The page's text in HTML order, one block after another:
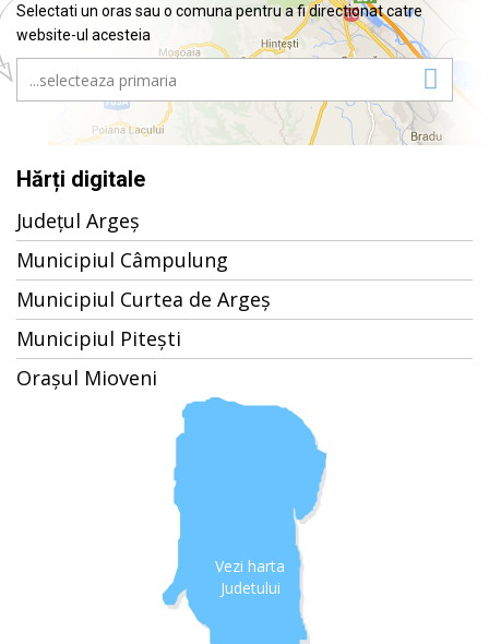
Selectati un oras sau o comuna pentru a fi directionat catre
website-ul acesteia
Hărți digitale
Județul Argeș
Municipiul Câmpulung
Municipiul Curtea de Argeș
Municipiul Pitești
Orașul Mioveni
Vezi harta
Judetului